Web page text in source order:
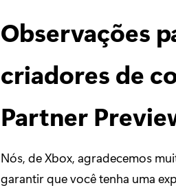
Observações
criadores de
Partner
Nós, de Xbox, agradecemos
garantir que você tenha uma